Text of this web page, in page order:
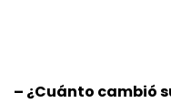
– ¿Cuánto cambió